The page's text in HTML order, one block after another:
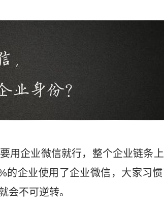
用企业微信就行，整个企业链条
的企业使用了企业微信，大家习
会不可逆转。